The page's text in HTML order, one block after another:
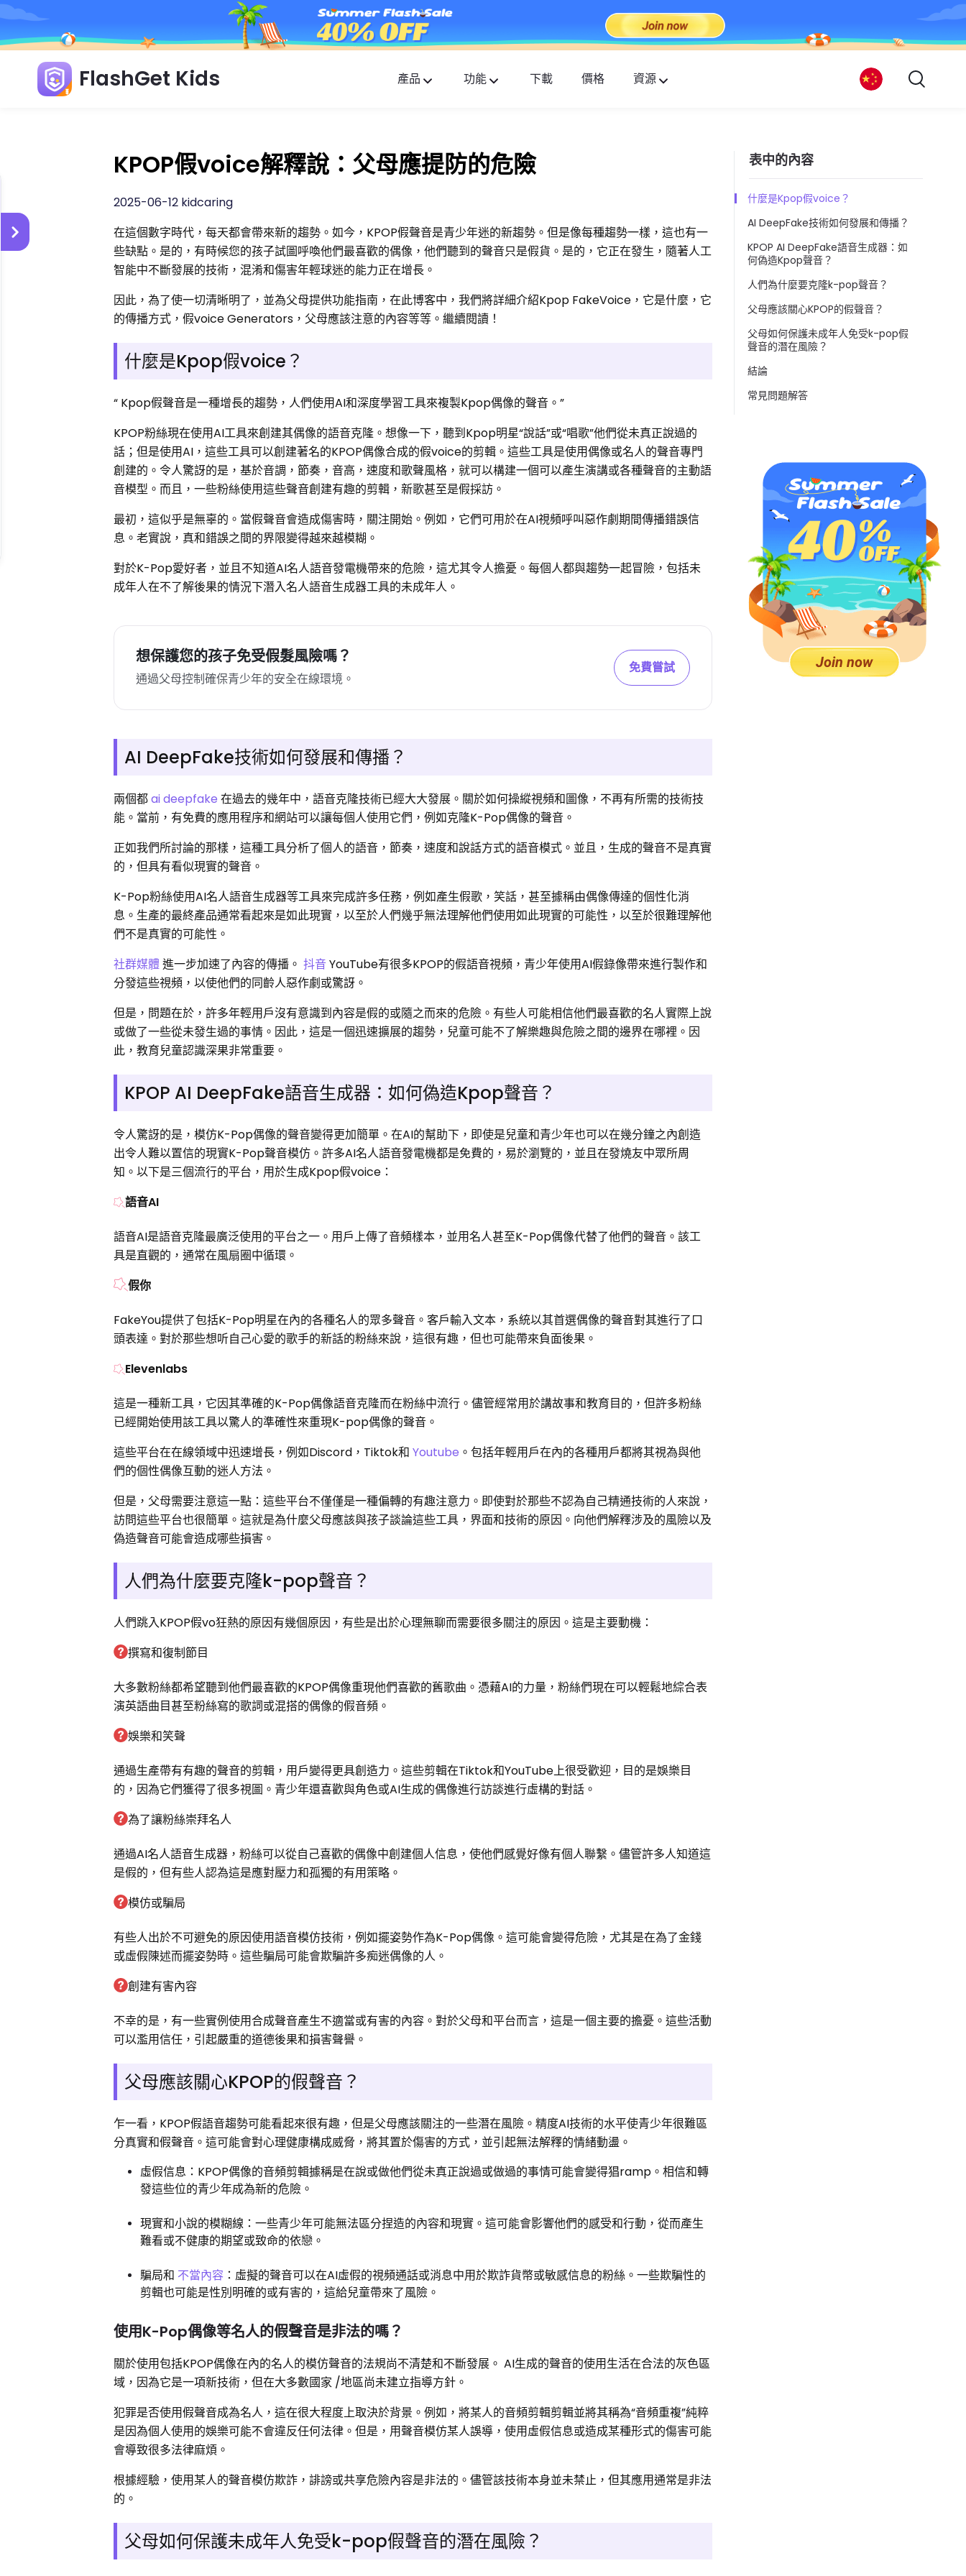
FlashGet Kids 產品
FlashGet Finder
功能 下載 價格 資源
KPOP假voice解釋說：父母應提防的危險
2025-06-12 kidcaring
在這個數字時代，每天都會帶來新的趨勢。如今，KPOP假聲音是青少年迷的新趨勢。但是像每種趨勢一樣，這也有一
些缺點。是的，有時候您的孩子試圖呼喚他們最喜歡的偶像，他們聽到的聲音只是假貨。是的，它正在發生，隨著人工
智能中不斷發展的技術，混淆和傷害年輕球迷的能力正在增長。
因此，為了使一切清晰明了，並為父母提供功能指南，在此博客中，我們將詳細介紹Kpop FakeVoice，它是什麼，它
的傳播方式，假voice Generators，父母應該注意的內容等等。繼續閱讀！
什麼是Kpop假voice？
“ Kpop假聲音是一種增長的趨勢，人們使用AI和深度學習工具來複製Kpop偶像的聲音。”
KPOP粉絲現在使用AI工具來創建其偶像的語音克隆。想像一下，聽到Kpop明星“說話”或“唱歌”他們從未真正說過的
話；但是使用AI，這些工具可以創建著名的KPOP偶像合成的假voice的剪輯。這些工具是使用偶像或名人的聲音專門
創建的。令人驚訝的是，基於音調，節奏，音高，速度和歌聲風格，就可以構建一個可以產生演講或各種聲音的主動語
音模型。而且，一些粉絲使用這些聲音創建有趣的剪輯，新歌甚至是假採訪。
最初，這似乎是無辜的。當假聲音會造成傷害時，關注開始。例如，它們可用於在AI視頻呼叫惡作劇期間傳播錯誤信
息。老實說，真和錯誤之間的界限變得越來越模糊。
對於K-Pop愛好者，並且不知道AI名人語音發電機帶來的危險，這尤其令人擔憂。每個人都與趨勢一起冒險，包括未
成年人在不了解後果的情況下潛入名人語音生成器工具的未成年人。
想保護您的孩子免受假髮風險嗎？
通過父母控制確保青少年的安全在線環境。
免費嘗試
AI DeepFake技術如何發展和傳播？
兩個都ai deepfake 在過去的幾年中，語音克隆技術已經大大發展。關於如何操縱視頻和圖像，不再有所需的技術技
能。當前，有免費的應用程序和網站可以讓每個人使用它們，例如克隆K-Pop偶像的聲音。
正如我們所討論的那樣，這種工具分析了個人的語音，節奏，速度和說話方式的語音模式。並且，生成的聲音不是真實
的，但具有看似現實的聲音。
K-Pop粉絲使用AI名人語音生成器等工具來完成許多任務，例如產生假歌，笑話，甚至據稱由偶像傳達的個性化消
息。生產的最終產品通常看起來是如此現實，以至於人們幾乎無法理解他們使用如此現實的可能性，以至於很難理解他
們不是真實的可能性。
社群媒體進一步加速了內容的傳播。抖音 YouTube有很多KPOP的假語音視頻，青少年使用AI假錄像帶來進行製作和
分發這些視頻，以使他們的同齡人惡作劇或驚訝。
但是，問題在於，許多年輕用戶沒有意識到內容是假的或隨之而來的危險。有些人可能相信他們最喜歡的名人實際上說
或做了一些從未發生過的事情。因此，這是一個迅速擴展的趨勢，兒童可能不了解樂趣與危險之間的邊界在哪裡。因
此，教育兒童認識深果非常重要。
KPOP AI DeepFake語音生成器：如何偽造Kpop聲音？
令人驚訝的是，模仿K-Pop偶像的聲音變得更加簡單。在AI的幫助下，即使是兒童和青少年也可以在幾分鐘之內創造
出令人難以置信的現實K-Pop聲音模仿。許多AI名人語音發電機都是免費的，易於瀏覽的，並且在發燒友中眾所周
知。以下是三個流行的平台，用於生成Kpop假voice：
語音AI
語音AI是語音克隆最廣泛使用的平台之一。用戶上傳了音頻樣本，並用名人甚至K-Pop偶像代替了他們的聲音。該工
具是直觀的，通常在風扇圈中循環。
假你
FakeYou提供了包括K-Pop明星在內的各種名人的眾多聲音。客戶輸入文本，系統以其首選偶像的聲音對其進行了口
頭表達。對於那些想听自己心愛的歌手的新話的粉絲來說，這很有趣，但也可能帶來負面後果。
Elevenlabs
這是一種新工具，它因其準確的K-Pop偶像語音克隆而在粉絲中流行。儘管經常用於講故事和教育目的，但許多粉絲
已經開始使用該工具以驚人的準確性來重現K-pop偶像的聲音。
這些平台在在線領域中迅速增長，例如Discord，Tiktok和Youtube 。包括年輕用戶在內的各種用戶都將其視為與他
們的個性偶像互動的迷人方法。
但是，父母需要注意這一點：這些平台不僅僅是一種偏轉的有趣注意力。即使對於那些不認為自己精通技術的人來說，
訪問這些平台也很簡單。這就是為什麼父母應該與孩子談論這些工具，界面和技術的原因。向他們解釋涉及的風險以及
偽造聲音可能會造成哪些損害。
人們為什麼要克隆k-pop聲音？
人們跳入KPOP假vo狂熱的原因有幾個原因，有些是出於心理無聊而需要很多關注的原因。這是主要動機：
撰寫和復制節目
大多數粉絲都希望聽到他們最喜歡的KPOP偶像重現他們喜歡的舊歌曲。憑藉AI的力量，粉絲們現在可以輕鬆地綜合表
演英語曲目甚至粉絲寫的歌詞或混搭的偶像的假音頻。
娛樂和笑聲
通過生產帶有有趣的聲音的剪輯，用戶變得更具創造力。這些剪輯在Tiktok和YouTube上很受歡迎，目的是娛樂目
的，因為它們獲得了很多視圖。青少年還喜歡與角色或AI生成的偶像進行訪談進行虛構的對話。
為了讓粉絲崇拜名人
通過AI名人語音生成器，粉絲可以從自己喜歡的偶像中創建個人信息，使他們感覺好像有個人聯繫。儘管許多人知道這
是假的，但有些人認為這是應對壓力和孤獨的有用策略。
模仿或騙局
有些人出於不可避免的原因使用語音模仿技術，例如擺姿勢作為K-Pop偶像。這可能會變得危險，尤其是在為了金錢
或虛假陳述而擺姿勢時。這些騙局可能會欺騙許多痴迷偶像的人。
創建有害內容
不幸的是，有一些實例使用合成聲音產生不適當或有害的內容。對於父母和平台而言，這是一個主要的擔憂。這些活動
可以濫用信任，引起嚴重的道德後果和損害聲譽。
父母應該關心KPOP的假聲音？
乍一看，KPOP假語音趨勢可能看起來很有趣，但是父母應該關注的一些潛在風險。精度AI技術的水平使青少年很難區
分真實和假聲音。這可能會對心理健康構成威脅，將其置於傷害的方式，並引起無法解釋的情緒動盪。
虛假信息：KPOP偶像的音頻剪輯據稱是在說或做他們從未真正說過或做過的事情可能會變得猖ramp。相信和轉
發這些位的青少年成為新的危險。
現實和小說的模糊線：一些青少年可能無法區分捏造的內容和現實。這可能會影響他們的感受和行動，從而產生
難看或不健康的期望或致命的依戀。
騙局和 不當內容 ：虛擬的聲音可以在AI虛假的視頻通話或消息中用於欺詐貨幣或敏感信息的粉絲。一些欺騙性的
剪輯也可能是性別明確的或有害的，這給兒童帶來了風險。
使用K-Pop偶像等名人的假聲音是非法的嗎？
關於使用包括KPOP偶像在內的名人的模仿聲音的法規尚不清楚和不斷發展。 AI生成的聲音的使用生活在合法的灰色區
域，因為它是一項新技術，但在大多數國家 /地區尚未建立指導方針。
犯罪是否使用假聲音成為名人，這在很大程度上取決於背景。例如，將某人的音頻剪輯剪輯並將其稱為“音頻重複”純粹
是因為個人使用的娛樂可能不會違反任何法律。但是，用聲音模仿某人誤導，使用虛假信息或造成某種形式的傷害可能
會導致很多法律麻煩。
根據經驗，使用某人的聲音模仿欺詐，誹謗或共享危險內容是非法的。儘管該技術本身並未禁止，但其應用通常是非法
的。
父母如何保護未成年人免受k-pop假聲音的潛在風險？
表中的內容
什麼是Kpop假voice？
AI DeepFake技術如何發展和傳播？
KPOP AI DeepFake語音生成器：如
何偽造Kpop聲音？
人們為什麼要克隆k-pop聲音？
父母應該關心KPOP的假聲音？
父母如何保護未成年人免受k-pop假
聲音的潛在風險？
結論
常見問題解答